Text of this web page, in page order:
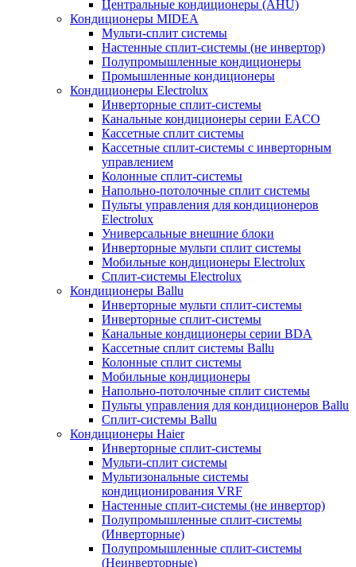
Центральные кондиционеры (AHU)
Кондиционеры MIDEA
Мульти-сплит системы
Настенные сплит-системы (не инвертор)
Полупромышленные кондиционеры
Промышленные кондиционеры
Кондиционеры Electrolux
Инверторные сплит-системы
Канальные кондиционеры серии EACO
Кассетные сплит системы
Кассетные сплит-системы с инверторным
управлением
Колонные сплит-системы
Напольно-потолочные сплит системы
Пульты управления для кондиционеров
Electrolux
Универсальные внешние блоки
Инверторные мульти сплит системы
Мобильные кондиционеры Electrolux
Сплит-системы Electrolux
Кондиционеры Ballu
Инверторные мульти сплит-системы
Инверторные сплит-системы
Канальные кондиционеры серии BDA
Кассетные сплит системы Ballu
Колонные сплит системы
Мобильные кондиционеры
Напольно-потолочные сплит системы
Пульты управления для кондиционеров Ballu
Сплит-системы Ballu
Кондиционеры Haier
Инверторные сплит-системы
Мульти-сплит системы
Мультизональные системы
кондиционирования VRF
Настенные сплит-системы (не инвертор)
Полупромышленные сплит-системы
(Инверторные)
Полупромышленные сплит-системы
(Неинверторные)